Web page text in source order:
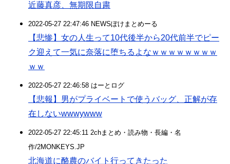
近藤真彦、無期限自粛
2022-05-27 22:47:46 NEWSぽけまとめーる
【悲惨】女の人生って10代後半から20代前半でピー
ク迎えて一気に奈落に堕ちるよなｗｗｗｗｗｗｗｗ
ｗｗ
2022-05-27 22:46:58 はーとログ
【悲報】男がプライベートで使うバッグ、正解が存
在しないwwwywww
2022-05-27 22:45:11 2chまとめ・読み物・長編・名
作/2MONKEYS.JP
北海道に酪農のバイト行ってきたった